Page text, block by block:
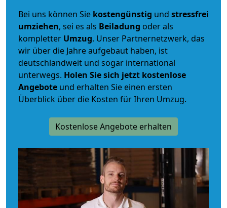
Bei uns können Sie kostengünstig und stressfrei
umziehen, sei es als Beiladung oder als
kompletter Umzug. Unser Partnernetzwerk, das
wir über die Jahre aufgebaut haben, ist
deutschlandweit und sogar international
unterwegs. Holen Sie sich jetzt kostenlose
Angebote und erhalten Sie einen ersten
Überblick über die Kosten für Ihren Umzug.
Kostenlose Angebote erhalten